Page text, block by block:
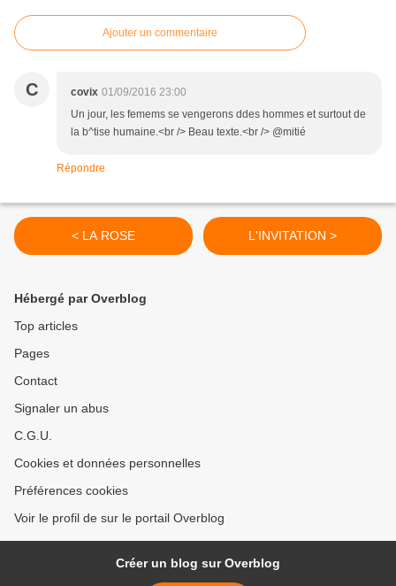
Ajouter un commentaire
C covix 01/09/2016 23:00
Un jour, les femems se vengerons ddes hommes et surtout de
la b^tise humaine.<br /> Beau texte.<br /> @mitié
Répondre
< LA ROSE L'INVITATION >
Hébergé par Overblog
Top articles
Pages
Contact
Signaler un abus
C.G.U.
Cookies et données personnelles
Préférences cookies
Voir le profil de sur le portail Overblog
Créer un blog sur Overblog